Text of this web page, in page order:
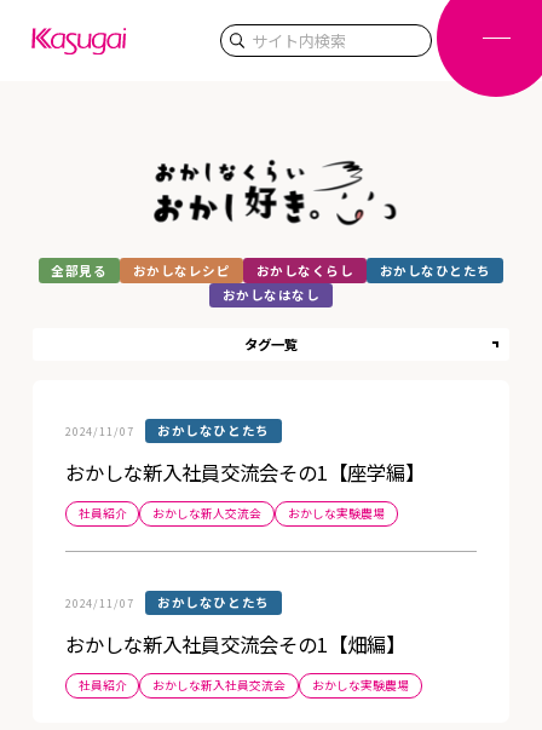
検索
全部見る おかしなレシピ おかしなくらし
おかしなひとたち
おかしなはなし
タグ一覧
2024/11/07 おかしなひとたち
おかしな新入社員交流会その1【座学編】
社員紹介 おかしな新人交流会 おかしな実験農場
2024/11/07 おかしなひとたち
おかしな新入社員交流会その1【畑編】
社員紹介 おかしな新入社員交流会 おかしな実験農場